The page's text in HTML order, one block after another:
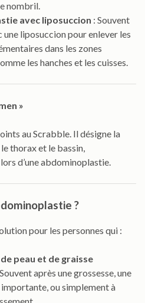
nombril.
avec liposuccion : Souvent
une liposuccion pour enlever les
dans les zones
les hanches et les cuisses.
»
au Scrabble. Il désigne la
thorax et le bassin,
d’une abdominoplastie.
?
pour les personnes qui :
peau et de graisse
après une grossesse, une
ou simplement à